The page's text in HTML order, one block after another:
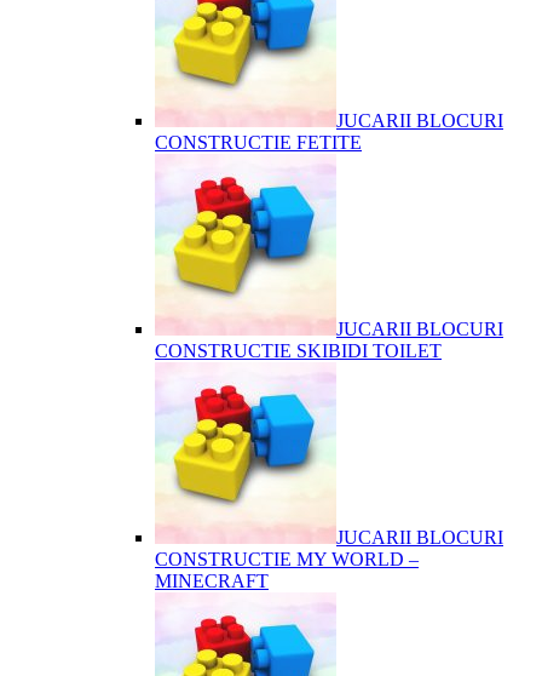
JUCARII BLOCURI
CONSTRUCTIE FETITE
JUCARII BLOCURI
CONSTRUCTIE SKIBIDI TOILET
JUCARII BLOCURI
CONSTRUCTIE MY WORLD –
MINECRAFT